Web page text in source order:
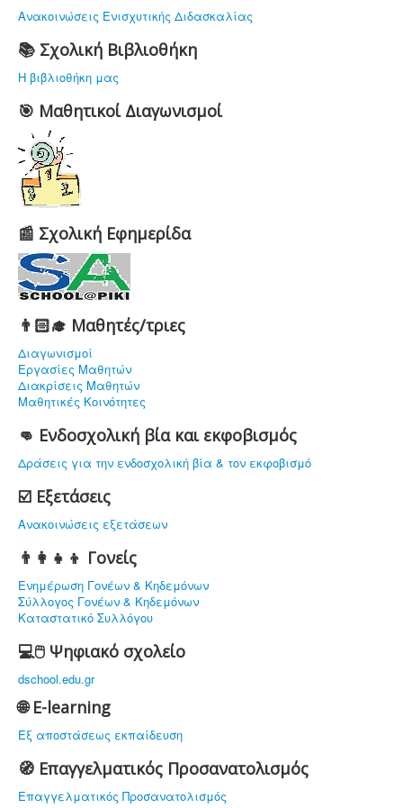
Ανακοινώσεις Ενισχυτικής Διδασκαλίας
📚 Σχολική Βιβλιοθήκη
Η βιβλιοθήκη μας
🎯 Μαθητικοί Διαγωνισμοί
📰 Σχολική Εφημερίδα
👨🏻‍🎓 Μαθητές/τριες
Διαγωνισμοί
Εργασίες Μαθητών
Διακρίσεις Μαθητών
Μαθητικές Κοινότητες
👊 Ενδοσχολική βία και εκφοβισμός
Δράσεις για την ενδοσχολική βία & τον εκφοβισμό
☑️ Εξετάσεις
Ανακοινώσεις εξετάσεων
👨‍👩‍👧‍👦 Γονείς
Ενημέρωση Γονέων & Κηδεμόνων
Σύλλογος Γονέων & Κηδεμόνων
Καταστατικό Συλλόγου
💻🖱️ Ψηφιακό σχολείο
dschool.edu.gr
🌐 E-learning
Εξ αποστάσεως εκπαίδευση
🧭 Επαγγελματικός Προσανατολισμός
Επαγγελματικός Προσανατολισμός